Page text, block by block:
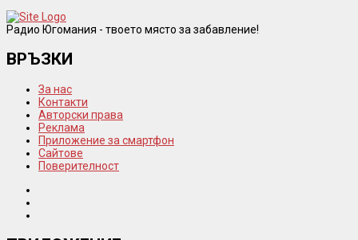
Радио Югомания - твоето място за забавление!
ВРЪЗКИ
За нас
Контакти
Авторски права
Реклама
Приложение за смартфон
Сайтове
Поверителност